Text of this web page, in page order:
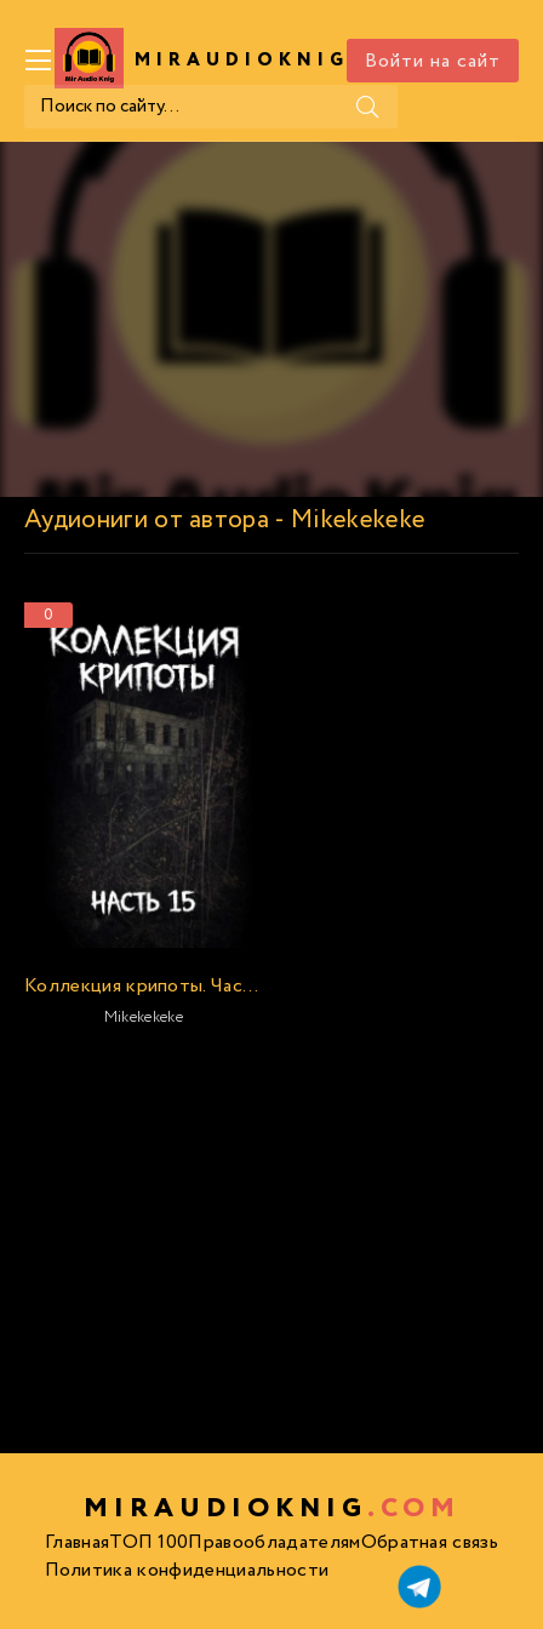
MIRAUDIOKNIG .COM
Войти на сайт
Аудиониги от автора - Mikekekeke
0
Коллекция крипоты. Часть 15 »
Mikekekeke
MIRAUDIOKNIG .COM
ГлавнаяТОП 100ПравообладателямОбратная связь
Политика конфиденциальности